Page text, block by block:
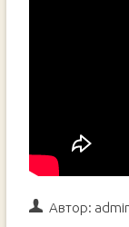
Автор: